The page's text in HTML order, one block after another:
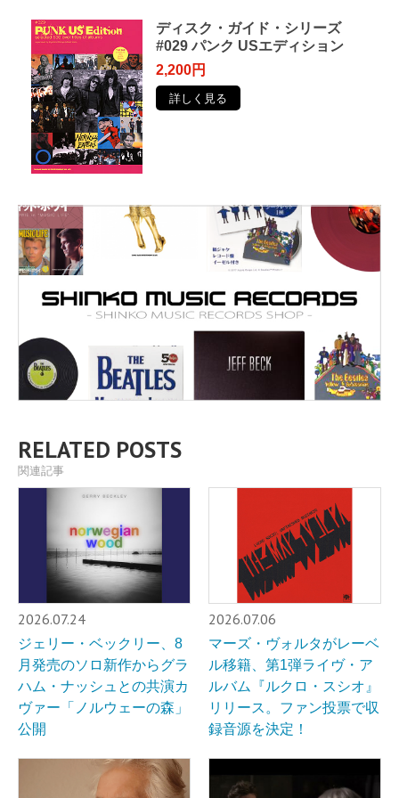
ディスク・ガイド・シリーズ
#029 パンク USエディション
2,200円
詳しく見る
RELATED POSTS
関連記事
2026.07.24
ジェリー・ベックリー、8
月発売のソロ新作からグラ
ハム・ナッシュとの共演カ
ヴァー「ノルウェーの森」
公開
2026.07.06
マーズ・ヴォルタがレーベ
ル移籍、第1弾ライヴ・ア
ルバム『ルクロ・スシオ』
リリース。ファン投票で収
録音源を決定！